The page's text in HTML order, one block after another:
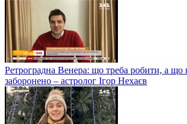
Ретроградна Венера: що треба робити, а що
заборонено – астролог Ігор Нехаєв